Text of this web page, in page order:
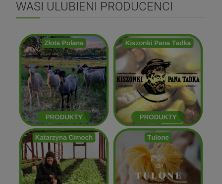
WASI ULUBIENI PRODUCENCI
Złota Polana Kiszonki Pana Tadka
ZOBACZ
Kasia Cimoch
ZOBACZ